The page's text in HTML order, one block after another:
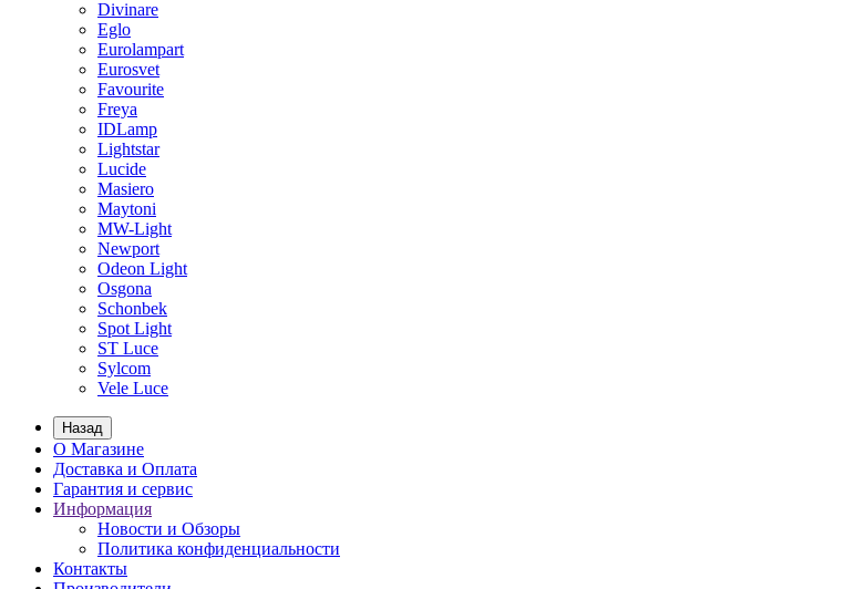
Divinare
Eglo
Eurolampart
Eurosvet
Favourite
Freya
IDLamp
Lightstar
Lucide
Masiero
Maytoni
MW-Light
Newport
Odeon Light
Osgona
Schonbek
Spot Light
ST Luce
Sylcom
Vele Luce
Назад
О Магазине
Доставка и Оплата
Гарантия и сервис
Информация
Новости и Обзоры
Политика конфиденциальности
Контакты